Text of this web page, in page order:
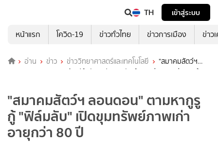
TH
เข้าสู่ระบบ
หน้าแรก
โควิด-19 ข่าวทั่วไทย ข่าวการเมือง ข่าว
อ่าน ข่าว ข่าววิทยาศาสตร์และเทคโนโลยี
"สมาคมสัตว์ฯ
ลอนดอน" ตามหากูรู กู้ "ฟิล์มลับ" เปิดขุมทรัพย์ภาพเก่าอายุกว่า 80 ปี
"สมาคมสัตว์ฯ ลอนดอน" ตามหากูรู
กู้ "ฟิล์มลับ" เปิดขุมทรัพย์ภาพเก่า
อายุกว่า 80 ปี